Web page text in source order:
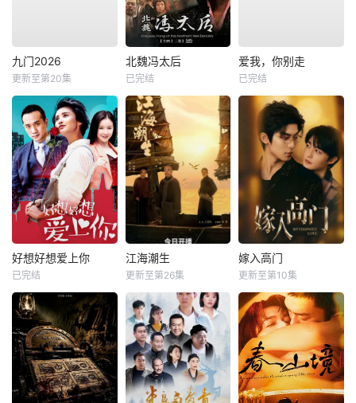
九门2026
更新至第20集
北魏冯太后
已完结
爱我，你别走
已完结
好想好想爱上你
已完结
江海潮生
更新至第26集
嫁入高门
更新至第10集